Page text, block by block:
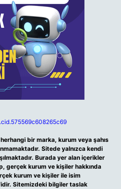
bir marka, kurum veya şahıs
Sitede yalnızca kendi
Burada yer alan içerikler
gerçek kurum ve kişiler hakkında
kurum ve kişiler ile isim
Sitemizdeki bilgiler taslak